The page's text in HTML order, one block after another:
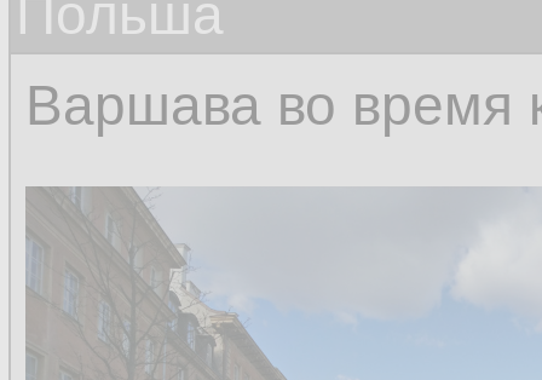
Польша
Варшава во время